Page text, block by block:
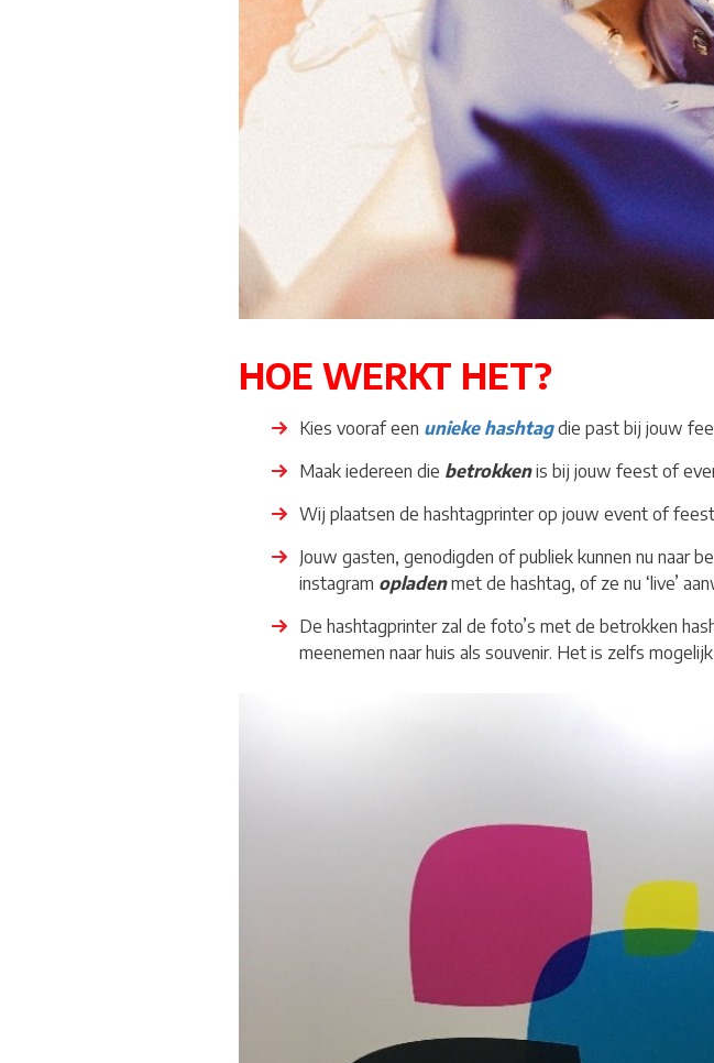
HOE WERKT HET?
Kies vooraf een unieke hashtagdie past bij jouw
Maak iedereen die betrokkenis bij jouw feest of
Wij plaatsen de hashtagprinter op jouw event of feest
Jouw gasten, genodigden of publiek kunnen nu naar
instagram opladenmet de hashtag, of ze nu ‘live’
De hashtagprinter zal de foto’s met de betrokken
meenemen naar huis als souvenir. Het is zelfs